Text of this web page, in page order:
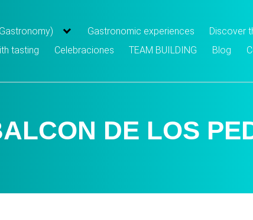
Gastronomic experiences Discover
tasting
Celebraciones TEAM BUILDING Blog
DE LOS